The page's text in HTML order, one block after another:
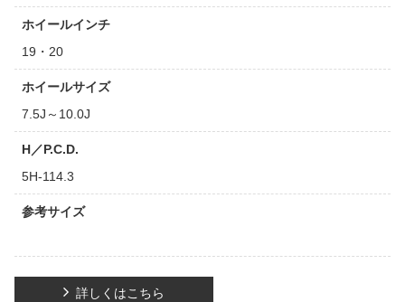
ホイールインチ
19・20
ホイールサイズ
7.5J～10.0J
H／P.C.D.
5H-114.3
参考サイズ
詳しくはこちら